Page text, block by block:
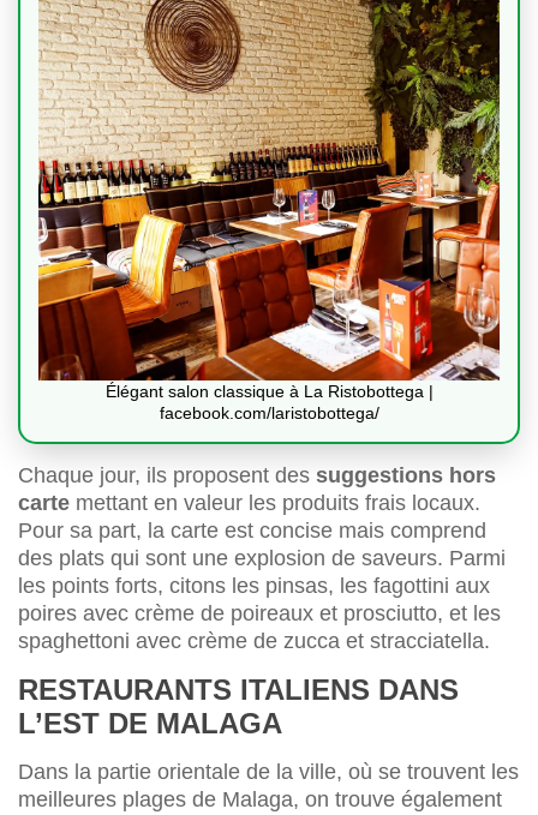
Élégant salon classique à La Ristobottega |
facebook.com/laristobottega/
Chaque jour, ils proposent des suggestions hors
carte mettant en valeur les produits frais locaux.
Pour sa part, la carte est concise mais comprend
des plats qui sont une explosion de saveurs. Parmi
les points forts, citons les pinsas, les fagottini aux
poires avec crème de poireaux et prosciutto, et les
spaghettoni avec crème de zucca et stracciatella.
RESTAURANTS ITALIENS DANS
L’EST DE MALAGA
Dans la partie orientale de la ville, où se trouvent les
meilleures plages de Malaga, on trouve également